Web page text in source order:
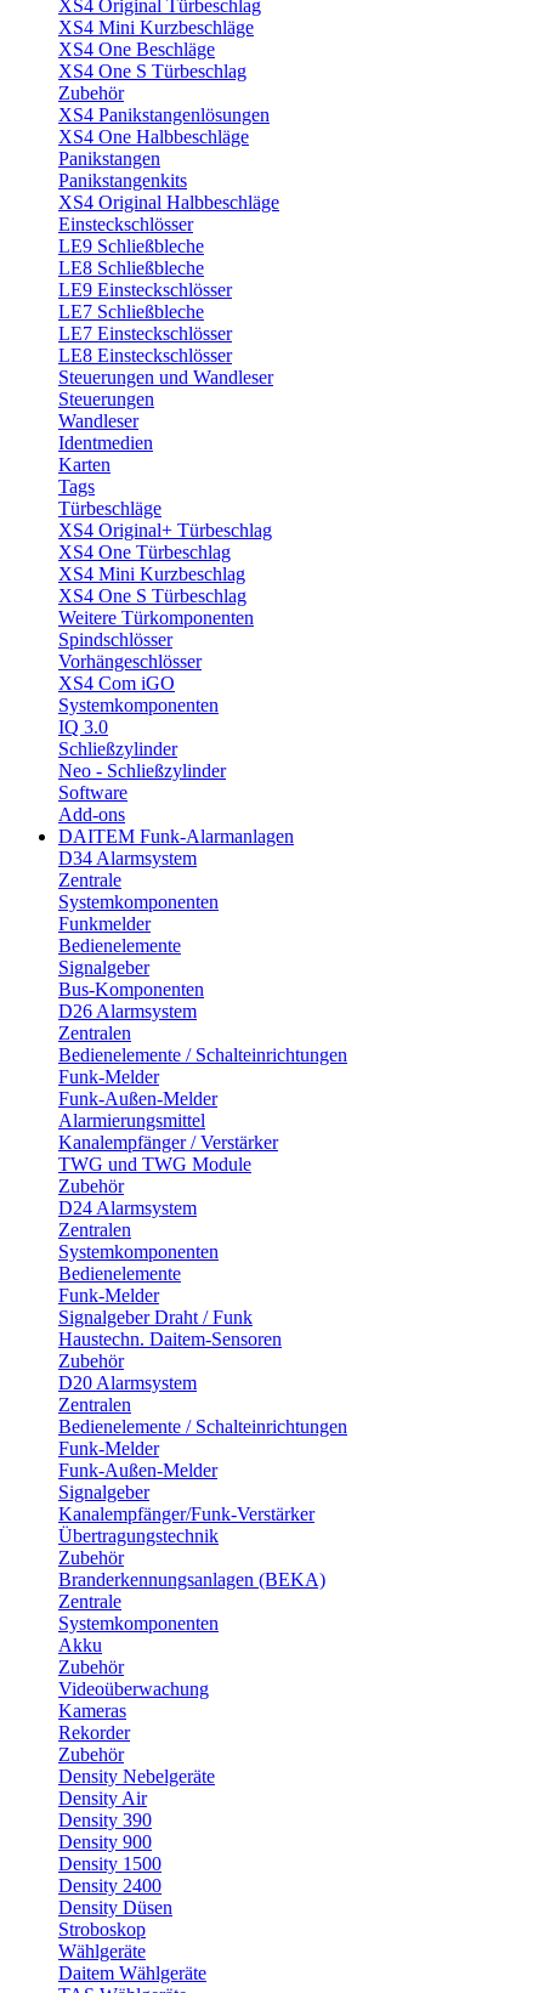
XS4 Original Türbeschlag
XS4 Mini Kurzbeschläge
XS4 One Beschläge
XS4 One S Türbeschlag
Zubehör
XS4 Panikstangenlösungen
XS4 One Halbbeschläge
Panikstangen
Panikstangenkits
XS4 Original Halbbeschläge
Einsteckschlösser
LE9 Schließbleche
LE8 Schließbleche
LE9 Einsteckschlösser
LE7 Schließbleche
LE7 Einsteckschlösser
LE8 Einsteckschlösser
Steuerungen und Wandleser
Steuerungen
Wandleser
Identmedien
Karten
Tags
Türbeschläge
XS4 Original+ Türbeschlag
XS4 One Türbeschlag
XS4 Mini Kurzbeschlag
XS4 One S Türbeschlag
Weitere Türkomponenten
Spindschlösser
Vorhängeschlösser
XS4 Com iGO
Systemkomponenten
IQ 3.0
Schließzylinder
Neo - Schließzylinder
Software
Add-ons
DAITEM Funk-Alarmanlagen
D34 Alarmsystem
Zentrale
Systemkomponenten
Funkmelder
Bedienelemente
Signalgeber
Bus-Komponenten
D26 Alarmsystem
Zentralen
Bedienelemente / Schalteinrichtungen
Funk-Melder
Funk-Außen-Melder
Alarmierungsmittel
Kanalempfänger / Verstärker
TWG und TWG Module
Zubehör
D24 Alarmsystem
Zentralen
Systemkomponenten
Bedienelemente
Funk-Melder
Signalgeber Draht / Funk
Haustechn. Daitem-Sensoren
Zubehör
D20 Alarmsystem
Zentralen
Bedienelemente / Schalteinrichtungen
Funk-Melder
Funk-Außen-Melder
Signalgeber
Kanalempfänger/Funk-Verstärker
Übertragungstechnik
Zubehör
Branderkennungsanlagen (BEKA)
Zentrale
Systemkomponenten
Akku
Zubehör
Videoüberwachung
Kameras
Rekorder
Zubehör
Density Nebelgeräte
Density Air
Density 390
Density 900
Density 1500
Density 2400
Density Düsen
Stroboskop
Wählgeräte
Daitem Wählgeräte